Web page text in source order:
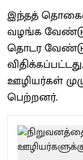
இந்தத்
வழங்க
தொடர
ஊழியர்கள்
பெற்றனர்.